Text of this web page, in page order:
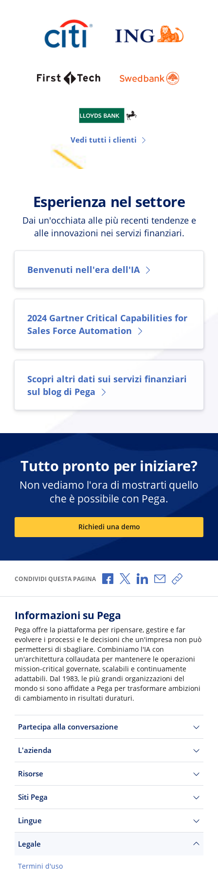
Vedi tutti i clienti
Esperienza nel settore
Dai un'occhiata alle più recenti tendenze e
alle innovazioni nei servizi finanziari.
Benvenuti nell'era dell'IA
2024 Gartner Critical Capabilities for
Sales Force Automation
Scopri altri dati sui servizi finanziari
sul blog di Pega
Tutto pronto per iniziare?
Non vediamo l'ora di mostrarti quello
che è possibile con Pega.
Richiedi una demo
CONDIVIDI QUESTA PAGINA Condividi via Facebook
Condividi via X
Condividi via
Condividi via
Copia link
Informazioni su Pega
Pega offre la piattaforma per ripensare, gestire e far
evolvere i processi e le decisioni che un'impresa non può
permettersi di sbagliare. Combiniamo l'IA con
un'architettura collaudata per mantenere le operazioni
mission-critical governate, scalabili e continuamente
adattabili. Dal 1983, le più grandi organizzazioni del
mondo si sono affidate a Pega per trasformare ambizioni
di cambiamento in risultati duraturi.
Partecipa alla conversazione
L'azienda
Risorse
Siti Pega
Lingue
Legale
Termini d'uso